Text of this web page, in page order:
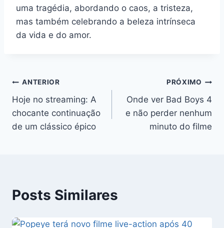
uma tragédia, abordando o caos, a tristeza,
mas também celebrando a beleza intrínseca
da vida e do amor.
Navegação
de
Post
ANTERIOR
Hoje no streaming: A
chocante continuação
de um clássico épico
PRÓXIMO
Onde ver Bad Boys 4
e não perder nenhum
minuto do filme
Posts Similares